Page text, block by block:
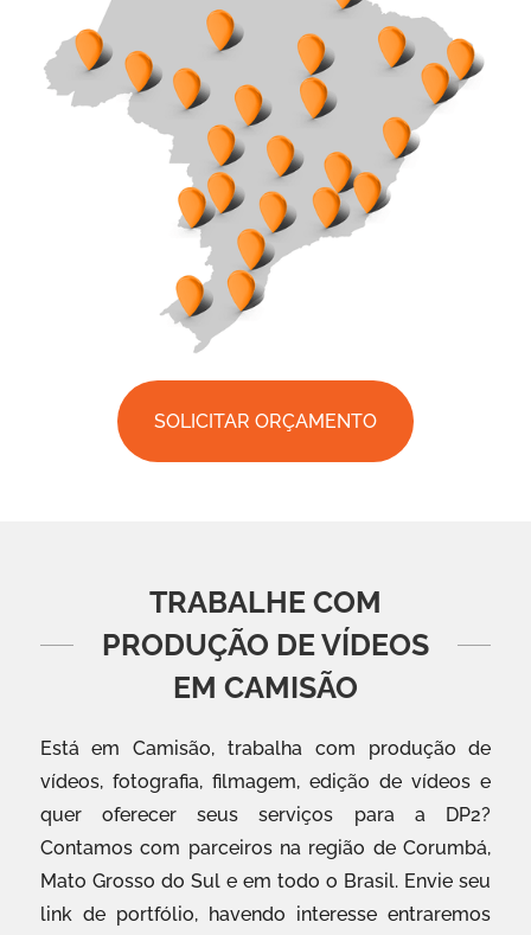
SOLICITAR ORÇAMENTO
TRABALHE COM
PRODUÇÃO DE VÍDEOS
EM CAMISÃO
Está em Camisão, trabalha com produção de
vídeos, fotografia, filmagem, edição de vídeos e
quer oferecer seus serviços para a DP2?
Contamos com parceiros na região de Corumbá,
Mato Grosso do Sul e em todo o Brasil. Envie seu
link de portfólio, havendo interesse entraremos